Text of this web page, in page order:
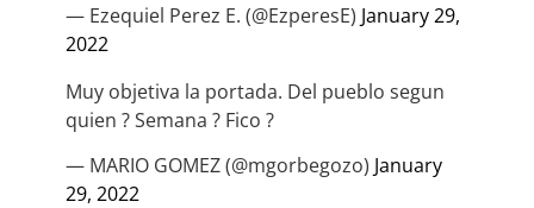
— Ezequiel Perez E. (@EzperesE) January 29,
2022
Muy objetiva la portada. Del pueblo segun
quien ? Semana ? Fico ?
— MARIO GOMEZ (@mgorbegozo) January
29, 2022